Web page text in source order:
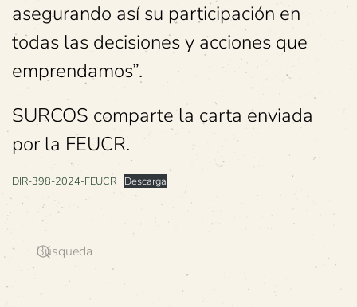
asegurando así su participación en
todas las decisiones y acciones que
emprendamos”.
SURCOS comparte la carta enviada
por la FEUCR.
DIR-398-2024-FEUCR Descarga